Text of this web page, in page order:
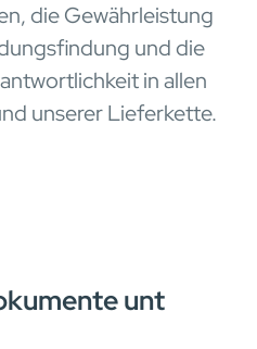
die Gewährleistung
und die
in allen
unserer Lieferkette.
unt